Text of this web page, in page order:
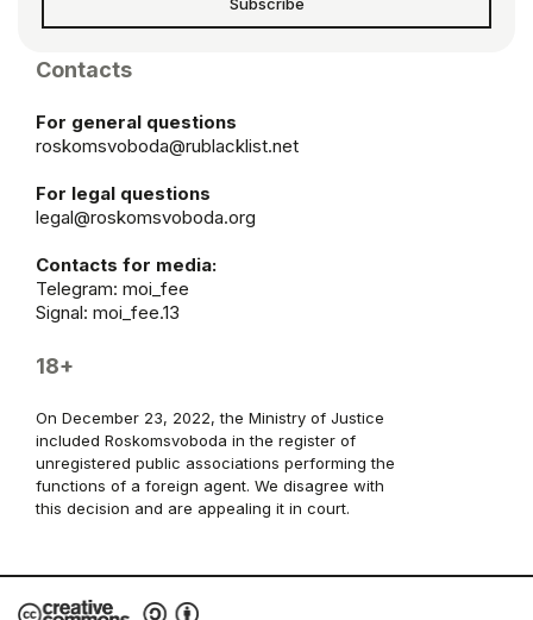
Subscribe
Contacts
For general questions
roskomsvoboda@rublacklist.net
For legal questions
legal@roskomsvoboda.org
Contacts for media:
Telegram: moi_fee
Signal: moi_fee.13
18+
On December 23, 2022, the Ministry of Justice
included Roskomsvoboda in the register of
unregistered public associations performing the
functions of a foreign agent. We disagree with
this decision and are appealing it in court.